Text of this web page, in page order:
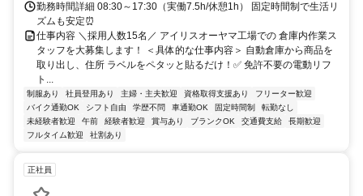
勤務時間詳細 08:30～17:30（実働7.5h/休憩1h） 固定時間制で生活リ
ズムも安定⏰
仕事内容 ＼採用人数15名／ アイリスオーヤマ工場での 倉庫内作業ス
タッフを大募集します！ ＜具体的な仕事内容＞ 自動倉庫から商品を
取り出し、住所 ラベルをペタッと貼るだけ！✅ 免許不要の電動リフ
ト...
制服あり 社員登用あり 主婦・主夫歓迎 資格取得支援あり
フリーター歓迎
バイク通勤OK
シフト自由 学歴不問 車通勤OK 固定時間制
転勤なし
未経験者歓迎
午前 経験者歓迎 賞与あり ブランクOK 交通費支給
長期歓迎
フルタイム歓迎
社割あり
正社員